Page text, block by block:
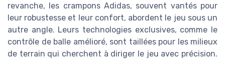
revanche, les crampons Adidas, souvent vantés pour
leur robustesse et leur confort, abordent le jeu sous un
autre angle. Leurs technologies exclusives, comme le
contrôle de balle amélioré, sont taillées pour les milieux
de terrain qui cherchent à diriger le jeu avec précision.